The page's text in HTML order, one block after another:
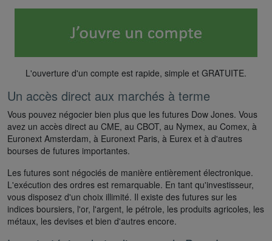
L'ouverture d'un compte est rapide, simple et GRATUITE.
Un accès direct aux marchés à terme
Vous pouvez négocier bien plus que les futures Dow Jones. Vous
avez un accès direct au CME, au CBOT, au Nymex, au Comex, à
Euronext Amsterdam, à Euronext Paris, à Eurex et à d'autres
bourses de futures importantes.
Les futures sont négociés de manière entièrement électronique.
L'exécution des ordres est remarquable. En tant qu'investisseur,
vous disposez d'un choix illimité. Il existe des futures sur les
indices boursiers, l'or, l'argent, le pétrole, les produits agricoles, les
métaux, les devises et bien d'autres encore.